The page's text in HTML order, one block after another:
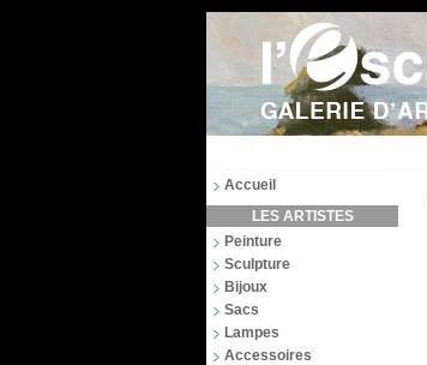
Accueil
LES ARTISTES
Peinture
Sculpture
Bijoux
Sacs
Lampes
Accessoires